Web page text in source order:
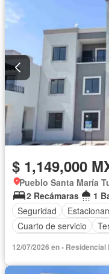
Recámara con closet
Televisión por cable
Parcialmente
$ 1,149,000
Pueblo Santa María
2 Recámaras
1
Seguridad
Cuarto de servicio
Acceso para personas
Electricidad
12/07/2026 en - Residencial